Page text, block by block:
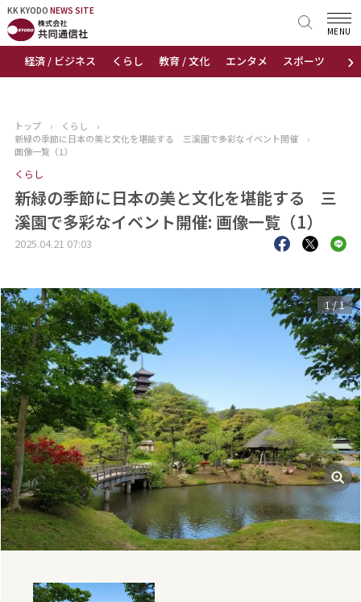
KK KYODO NEWS SITE
›
経済 / ビジネス くらし 教育 / 文化 エンタメ スポーツ 地域
MENU
KK KYODONEWS SITE
トップページ
ニュース
おすすめコンテンツ
出版物
トップ › くらし
›
新緑の季節に日本の美と文化を堪能する 三溪園で多彩なイベント開催
›
画像一覧（1）
くらし
新緑の季節に日本の美と文化を堪能する 三
溪園で多彩なイベント開催: 画像一覧（1）
2025.04.21 07:03
1/1